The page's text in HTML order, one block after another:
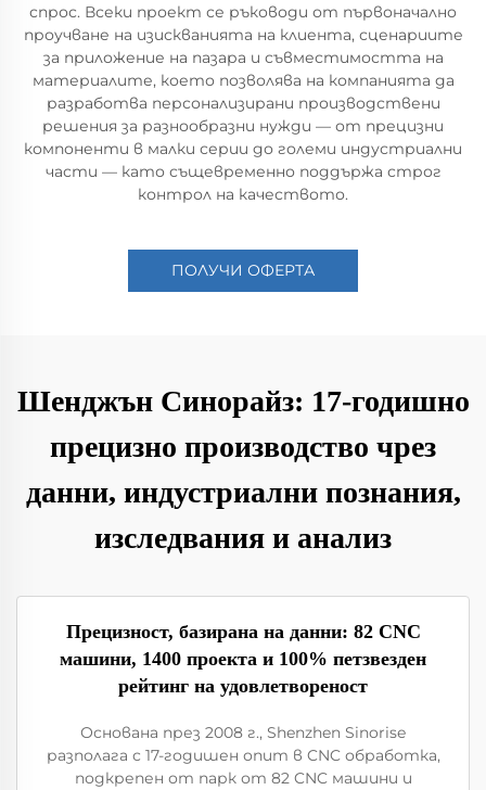
спрос. Всеки проект се ръководи от първоначално
проучване на изискванията на клиента, сценариите
за приложение на пазара и съвместимостта на
материалите, което позволява на компанията да
разработва персонализирани производствени
решения за разнообразни нужди — от прецизни
компоненти в малки серии до големи индустриални
части — като същевременно поддържа строг
контрол на качеството.
ПОЛУЧИ ОФЕРТА
Шенджън Синорайз: 17-годишно
прецизно производство чрез
данни, индустриални познания,
изследвания и анализ
Прецизност, базирана на данни: 82 CNC
машини, 1400 проекта и 100% петзвезден
рейтинг на удовлетвореност
Основана през 2008 г., Shenzhen Sinorise
разполага с 17-годишен опит в CNC обработка,
подкрепен от парк от 82 CNC машини и